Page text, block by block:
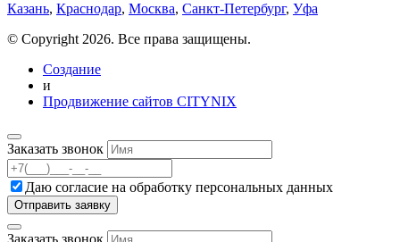
Казань, Краснодар, Москва, Санкт-Петербург, Уфа
© Copyright 2026. Все права защищены.
Создание
и
Продвижение сайтов CITYNIX
Заказать звонок
Даю согласие на обработку персональных данных